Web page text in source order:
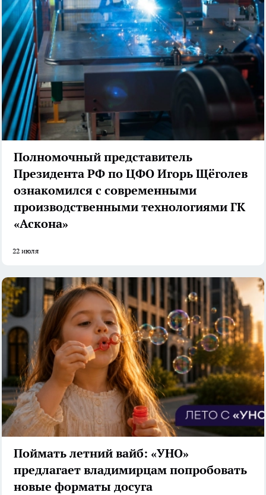
Полномочный представитель
Президента РФ по ЦФО Игорь Щёголев
ознакомился с современными
производственными технологиями ГК
«Аскона»
22 июля
Поймать летний вайб: «УНО»
предлагает владимирцам попробовать
новые форматы досуга